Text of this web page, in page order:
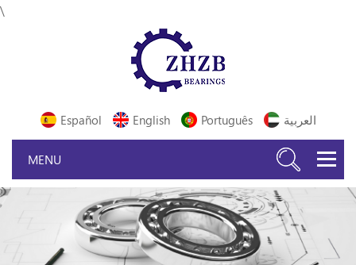
\
Español English Português العربية